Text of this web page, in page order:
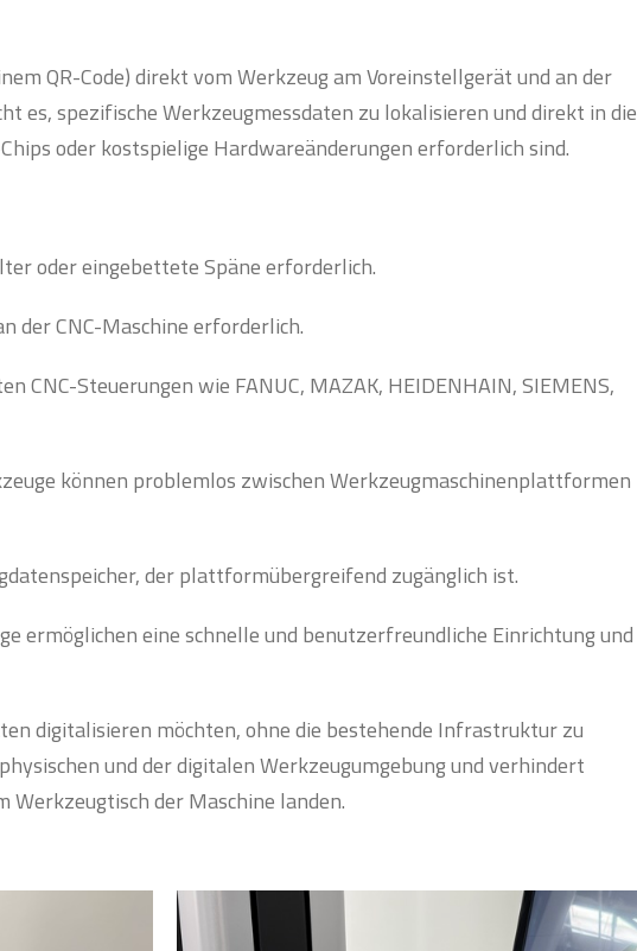
QR-Code) direkt vom Werkzeug am Voreinstellgerät und an der
es, spezifische Werkzeugmessdaten zu lokalisieren und direkt in die
oder kostspielige Hardwareänderungen erforderlich sind.
oder eingebettete Späne erforderlich.
der CNC-Maschine erforderlich.
Steuerungen wie FANUC, MAZAK, HEIDENHAIN, SIEMENS,
können problemlos zwischen Werkzeugmaschinenplattformen
der plattformübergreifend zugänglich ist.
ermöglichen eine schnelle und benutzerfreundliche Einrichtung und
digitalisieren möchten, ohne die bestehende Infrastruktur zu
und der digitalen Werkzeugumgebung und verhindert
der Maschine landen.